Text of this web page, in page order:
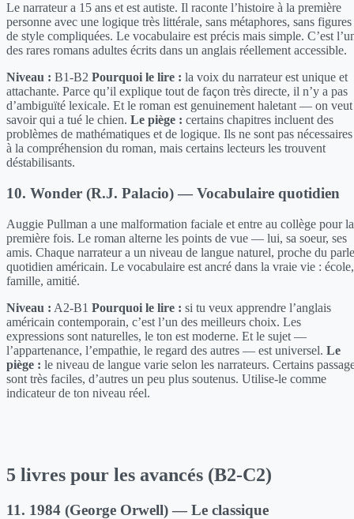
Le narrateur a 15 ans et est autiste. Il raconte l’histoire à la première
personne avec une logique très littérale, sans métaphores, sans figures
de style compliquées. Le vocabulaire est précis mais simple. C’est
des rares romans adultes écrits dans un anglais réellement accessible.
Niveau : B1-B2 Pourquoi le lire : la voix du narrateur est unique et
attachante. Parce qu’il explique tout de façon très directe, il n’y a pas
d’ambiguïté lexicale. Et le roman est genuinement haletant — on veut
savoir qui a tué le chien. Le piège : certains chapitres incluent des
problèmes de mathématiques et de logique. Ils ne sont pas nécessaires
à la compréhension du roman, mais certains lecteurs les trouvent
déstabilisants.
10. Wonder (R.J. Palacio) — Vocabulaire quotidien
Auggie Pullman a une malformation faciale et entre au collège pour la
première fois. Le roman alterne les points de vue — lui, sa soeur, ses
amis. Chaque narrateur a un niveau de langue naturel, proche du
quotidien américain. Le vocabulaire est ancré dans la vraie vie : école,
famille, amitié.
Niveau : A2-B1 Pourquoi le lire : si tu veux apprendre l’anglais
américain contemporain, c’est l’un des meilleurs choix. Les
expressions sont naturelles, le ton est moderne. Et le sujet —
l’appartenance, l’empathie, le regard des autres — est universel. Le
piège : le niveau de langue varie selon les narrateurs. Certains
sont très faciles, d’autres un peu plus soutenus. Utilise-le comme
indicateur de ton niveau réel.
5 livres pour les avancés (B2-C2)
11. 1984 (George Orwell) — Le classique